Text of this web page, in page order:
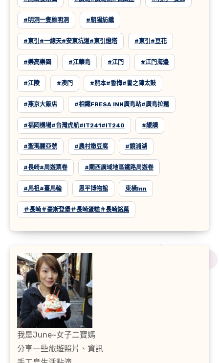
#明洞一隻雞明洞 #朝陽紡織
#東引#一線天#安東坑道#東引燈塔 #東引#豆花
#樂高樂園 #江華島 #江門 #江門海邊
#江陵 #澳門 #熊本#香梅#譽之陣太鼓
#燕京大飯店 #相鐵FRESA INN廣島站#廣島拉麵
#福岡機場#台灣虎航#IT241#IT240 #緩讀
#聖瑪麗亞號 #農村嫩豆腐 #鏡浦湖
#長崎#周遊票卷 #關西廣域地區鐵路周遊卷
#馬祖#臺馬輪 恩平博物館 東橫inn
＃長崎＃豪斯登堡＃長崎蛋糕＃長崎銘菓
我是June~女子二寶媽
分享一些旅遊照片、資訊